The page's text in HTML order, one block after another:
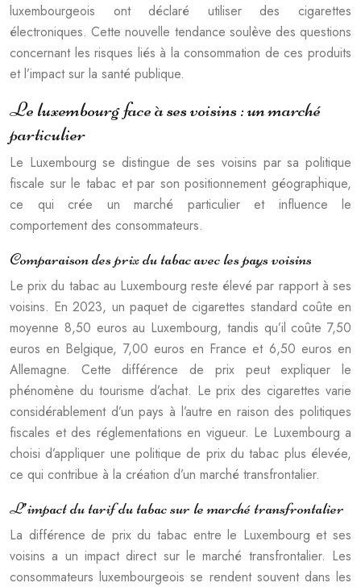
luxembourgeois ont déclaré utiliser des cigarettes
électroniques. Cette nouvelle tendance soulève des questions
concernant les risques liés à la consommation de ces produits
et l’impact sur la santé publique.
Le luxembourg face à ses voisins : un marché
particulier
Le Luxembourg se distingue de ses voisins par sa politique
fiscale sur le tabac et par son positionnement géographique,
ce qui crée un marché particulier et influence le
comportement des consommateurs.
Comparaison des prix du tabac avec les pays voisins
Le prix du tabac au Luxembourg reste élevé par rapport à ses
voisins. En 2023, un paquet de cigarettes standard coûte en
moyenne 8,50 euros au Luxembourg, tandis qu’il coûte 7,50
euros en Belgique, 7,00 euros en France et 6,50 euros en
Allemagne. Cette différence de prix peut expliquer le
phénomène du tourisme d’achat. Le prix des cigarettes varie
considérablement d’un pays à l’autre en raison des politiques
fiscales et des réglementations en vigueur. Le Luxembourg a
choisi d’appliquer une politique de prix du tabac plus élevée,
ce qui contribue à la création d’un marché transfrontalier.
L’impact du tarif du tabac sur le marché transfrontalier
La différence de prix du tabac entre le Luxembourg et ses
voisins a un impact direct sur le marché transfrontalier. Les
consommateurs luxembourgeois se rendent souvent dans les